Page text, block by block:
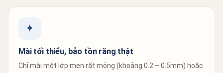
✦
Mài tối thiểu, bảo tồn răng thật
Chỉ mài một lớp men rất mỏng (khoảng 0.2 – 0.5mm) hoặc